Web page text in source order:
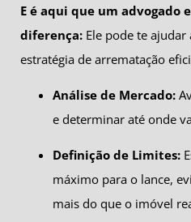
E é aqui que um advogado
diferença: Ele pode te
estratégia de arrematação
Análise de Mercado:
e determinar até onde
Definição de Limites:
máximo para o lance,
mais do que o imóvel